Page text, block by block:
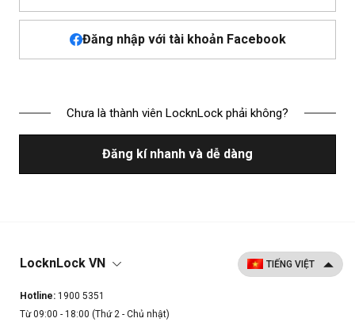
Đăng nhập với tài khoản Facebook
Chưa là thành viên LocknLock phải không?
Đăng kí nhanh và dễ dàng
LocknLock VN
Hotline: 1900 5351
Từ 09:00 - 18:00 (Thứ 2 - Chủ nhật)